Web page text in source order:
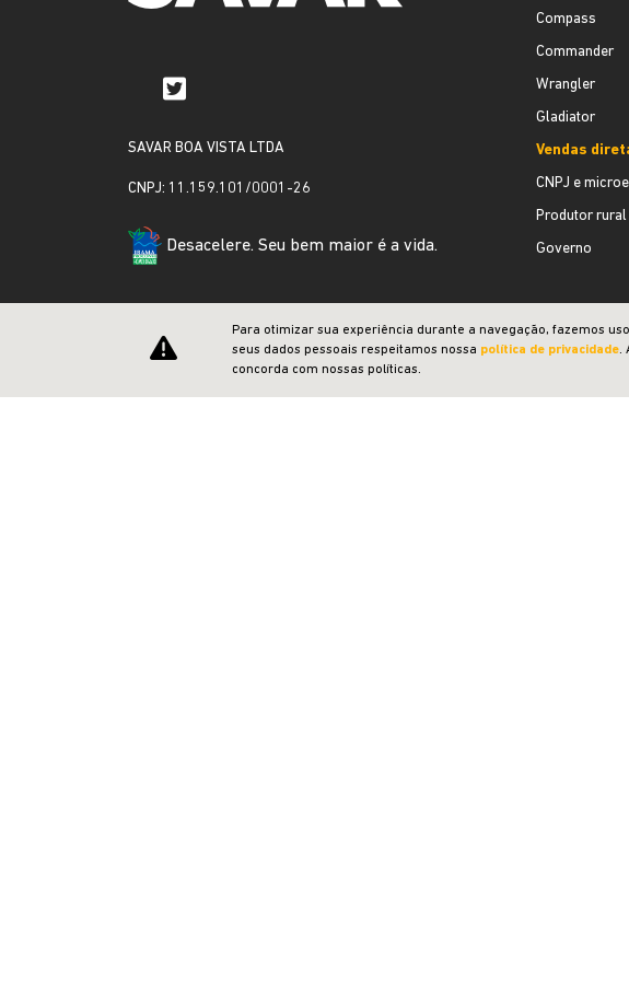
SAVAR BOA VISTA LTDA
CNPJ: 11.159.101/0001-26
Desacelere. Seu bem maior é a vida.
Compass
Commander
Wrangler
Gladiator
Vendas
CNPJ e
Produtor rural
Governo
Para otimizar sua experiência durante a navegação, fazemos
seus dados pessoais respeitamos nossa política de privacidade.
concorda com nossas políticas.